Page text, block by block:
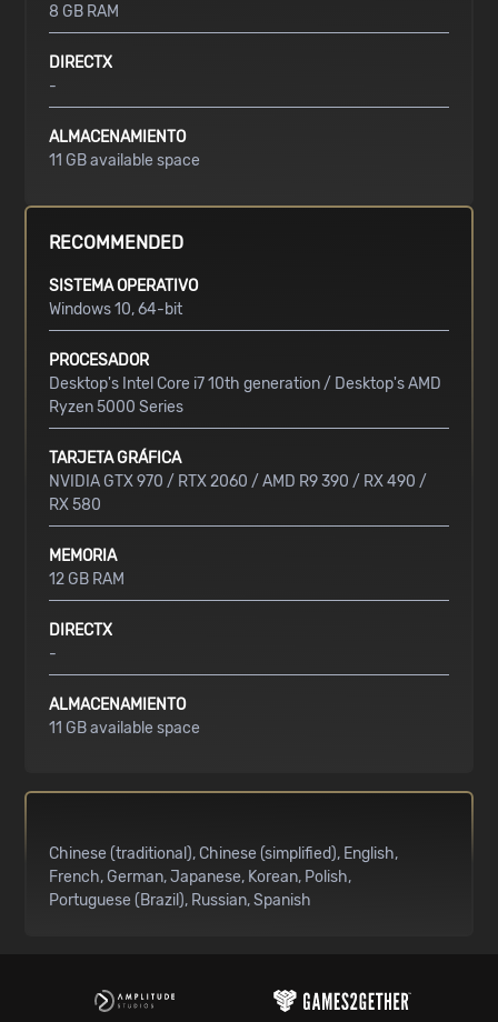
8 GB RAM
DIRECTX
-
ALMACENAMIENTO
11 GB available space
RECOMMENDED
SISTEMA OPERATIVO
Windows 10, 64-bit
PROCESADOR
Desktop's Intel Core i7 10th generation / Desktop's AMD
Ryzen 5000 Series
TARJETA GRÁFICA
NVIDIA GTX 970 / RTX 2060 / AMD R9 390 / RX 490 /
RX 580
MEMORIA
12 GB RAM
DIRECTX
-
ALMACENAMIENTO
11 GB available space
Chinese (traditional) Chinese (simplified) English
French German Japanese Korean Polish
Portuguese (Brazil) Russian Spanish